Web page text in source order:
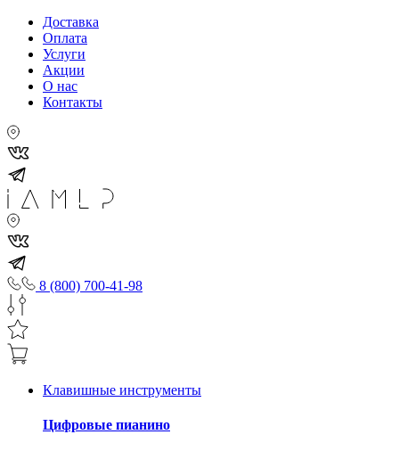
Доставка
Оплата
Услуги
Акции
О нас
Контакты
8 (800) 700-41-98
Клавишные инструменты
Цифровые пианино